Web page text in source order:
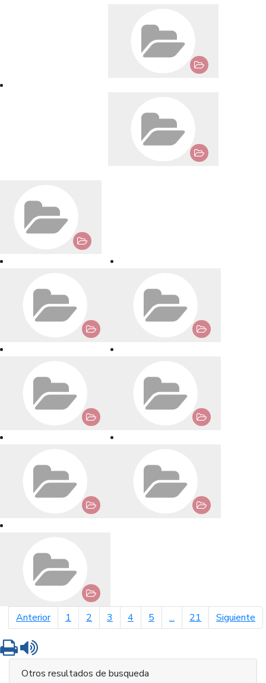
Anteriorpágina anterior
1 2 3 4 5 ... 21 Siguiente
Imprimir
Otros resultados de busqueda